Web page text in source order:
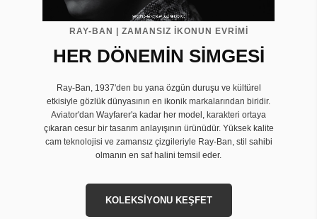
RAY-BAN | ZAMANSIZ İKONUN EVRIMI
HER DÖNEMİN SİMGESİ
Ray-Ban, 1937'den bu yana özgün duruşu ve kültürel
etkisiyle gözlük dünyasının en ikonik markalarından biridir.
Aviator'dan Wayfarer'a kadar her model, karakteri ortaya
çıkaran cesur bir tasarım anlayışının ürünüdür. Yüksek kalite
cam teknolojisi ve zamansız çizgileriyle Ray-Ban, stil sahibi
olmanın en saf halini temsil eder.
KOLEKSİYONU KEŞFET